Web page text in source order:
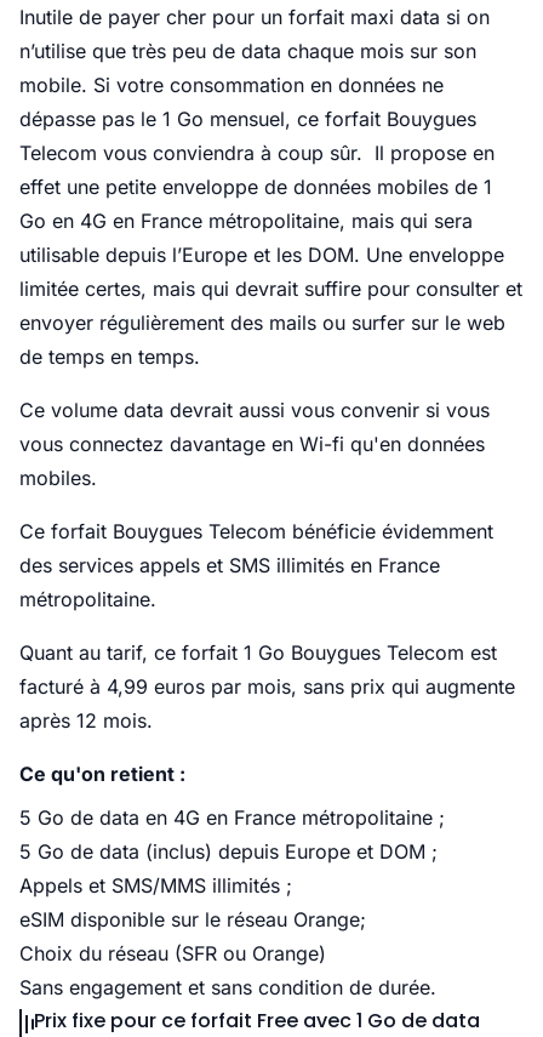
Inutile de payer cher pour un forfait maxi data si on
n’utilise que très peu de data chaque mois sur son
mobile. Si votre consommation en données ne
dépasse pas le 1 Go mensuel, ce forfait Bouygues
Telecom vous conviendra à coup sûr. Il propose en
effet une petite enveloppe de données mobiles de 1
Go en 4G en France métropolitaine, mais qui sera
utilisable depuis l’Europe et les DOM. Une enveloppe
limitée certes, mais qui devrait suffire pour consulter et
envoyer régulièrement des mails ou surfer sur le web
de temps en temps.
Ce volume data devrait aussi vous convenir si vous
vous connectez davantage en Wi-fi qu'en données
mobiles.
Ce forfait Bouygues Telecom bénéficie évidemment
des services appels et SMS illimités en France
métropolitaine.
Quant au tarif, ce forfait 1 Go Bouygues Telecom est
facturé à 4,99 euros par mois, sans prix qui augmente
après 12 mois.
Ce qu'on retient :
5 Go de data en 4G en France métropolitaine ;
5 Go de data (inclus) depuis Europe et DOM ;
Appels et SMS/MMS illimités ;
eSIM disponible sur le réseau Orange;
Choix du réseau (SFR ou Orange)
Sans engagement et sans condition de durée.
Prix fixe pour ce forfait Free avec 1 Go de data